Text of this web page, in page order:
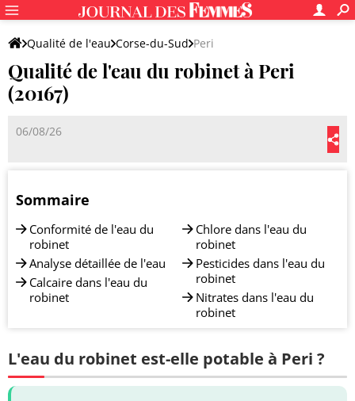
Qualité de l'eau Corse-du-Sud Peri
Qualité de l'eau du robinet à Peri
(20167)
06/08/26
Sommaire
Conformité de l'eau du
robinet
Analyse détaillée de l'eau
Calcaire dans l'eau du
robinet
Chlore dans l'eau du
robinet
Pesticides dans l'eau du
robinet
Nitrates dans l'eau du
robinet
L'eau du robinet est-elle potable à Peri ?